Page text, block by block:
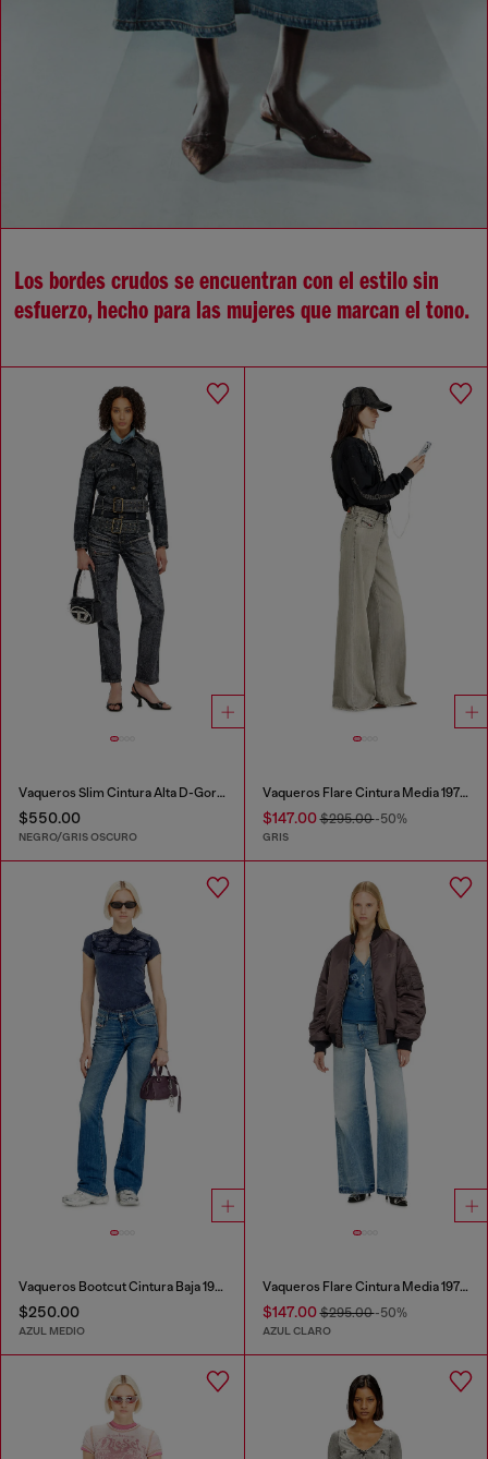
Los bordes crudos se encuentran con el estilo sin
esfuerzo, hecho para las mujeres que marcan el tono.
Vaqueros Slim Cintura Alta D-Gorina
$550.00
NEGRO/GRIS OSCURO
Vaqueros Flare Cintura Media 1978 D-Akemi
$147.00$295.00-50%
GRIS
Vaqueros Bootcut Cintura Baja 1969 D-Ebbey
$250.00
AZUL MEDIO
Vaqueros Flare Cintura Media 1978 D-Akemi
$147.00$295.00-50%
AZUL CLARO